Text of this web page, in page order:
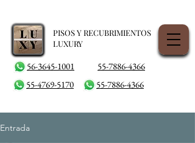
PISOS Y RECUBRIMIENTOS
LUXURY
56-3645-1001
55-7886-4366
55-4769-5170
55-7886-4366
Entrada